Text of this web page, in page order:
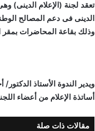
تعقد لجنة (الإعلام الدينى)
وذلك بقاعة المحاضرات بمقر
ويدير الندوة الأستاذ
أساتذة الإعلام من أعضاء
مقالات ذات صلة